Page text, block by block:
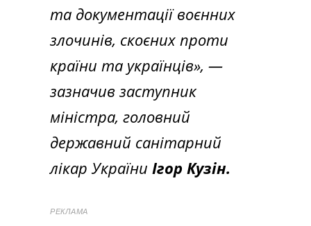
та документації воєнних
злочинів, скоєних проти
країни та українців», —
зазначив заступник
міністра, головний
державний санітарний
лікар України Ігор Кузін.
РЕКЛАМА